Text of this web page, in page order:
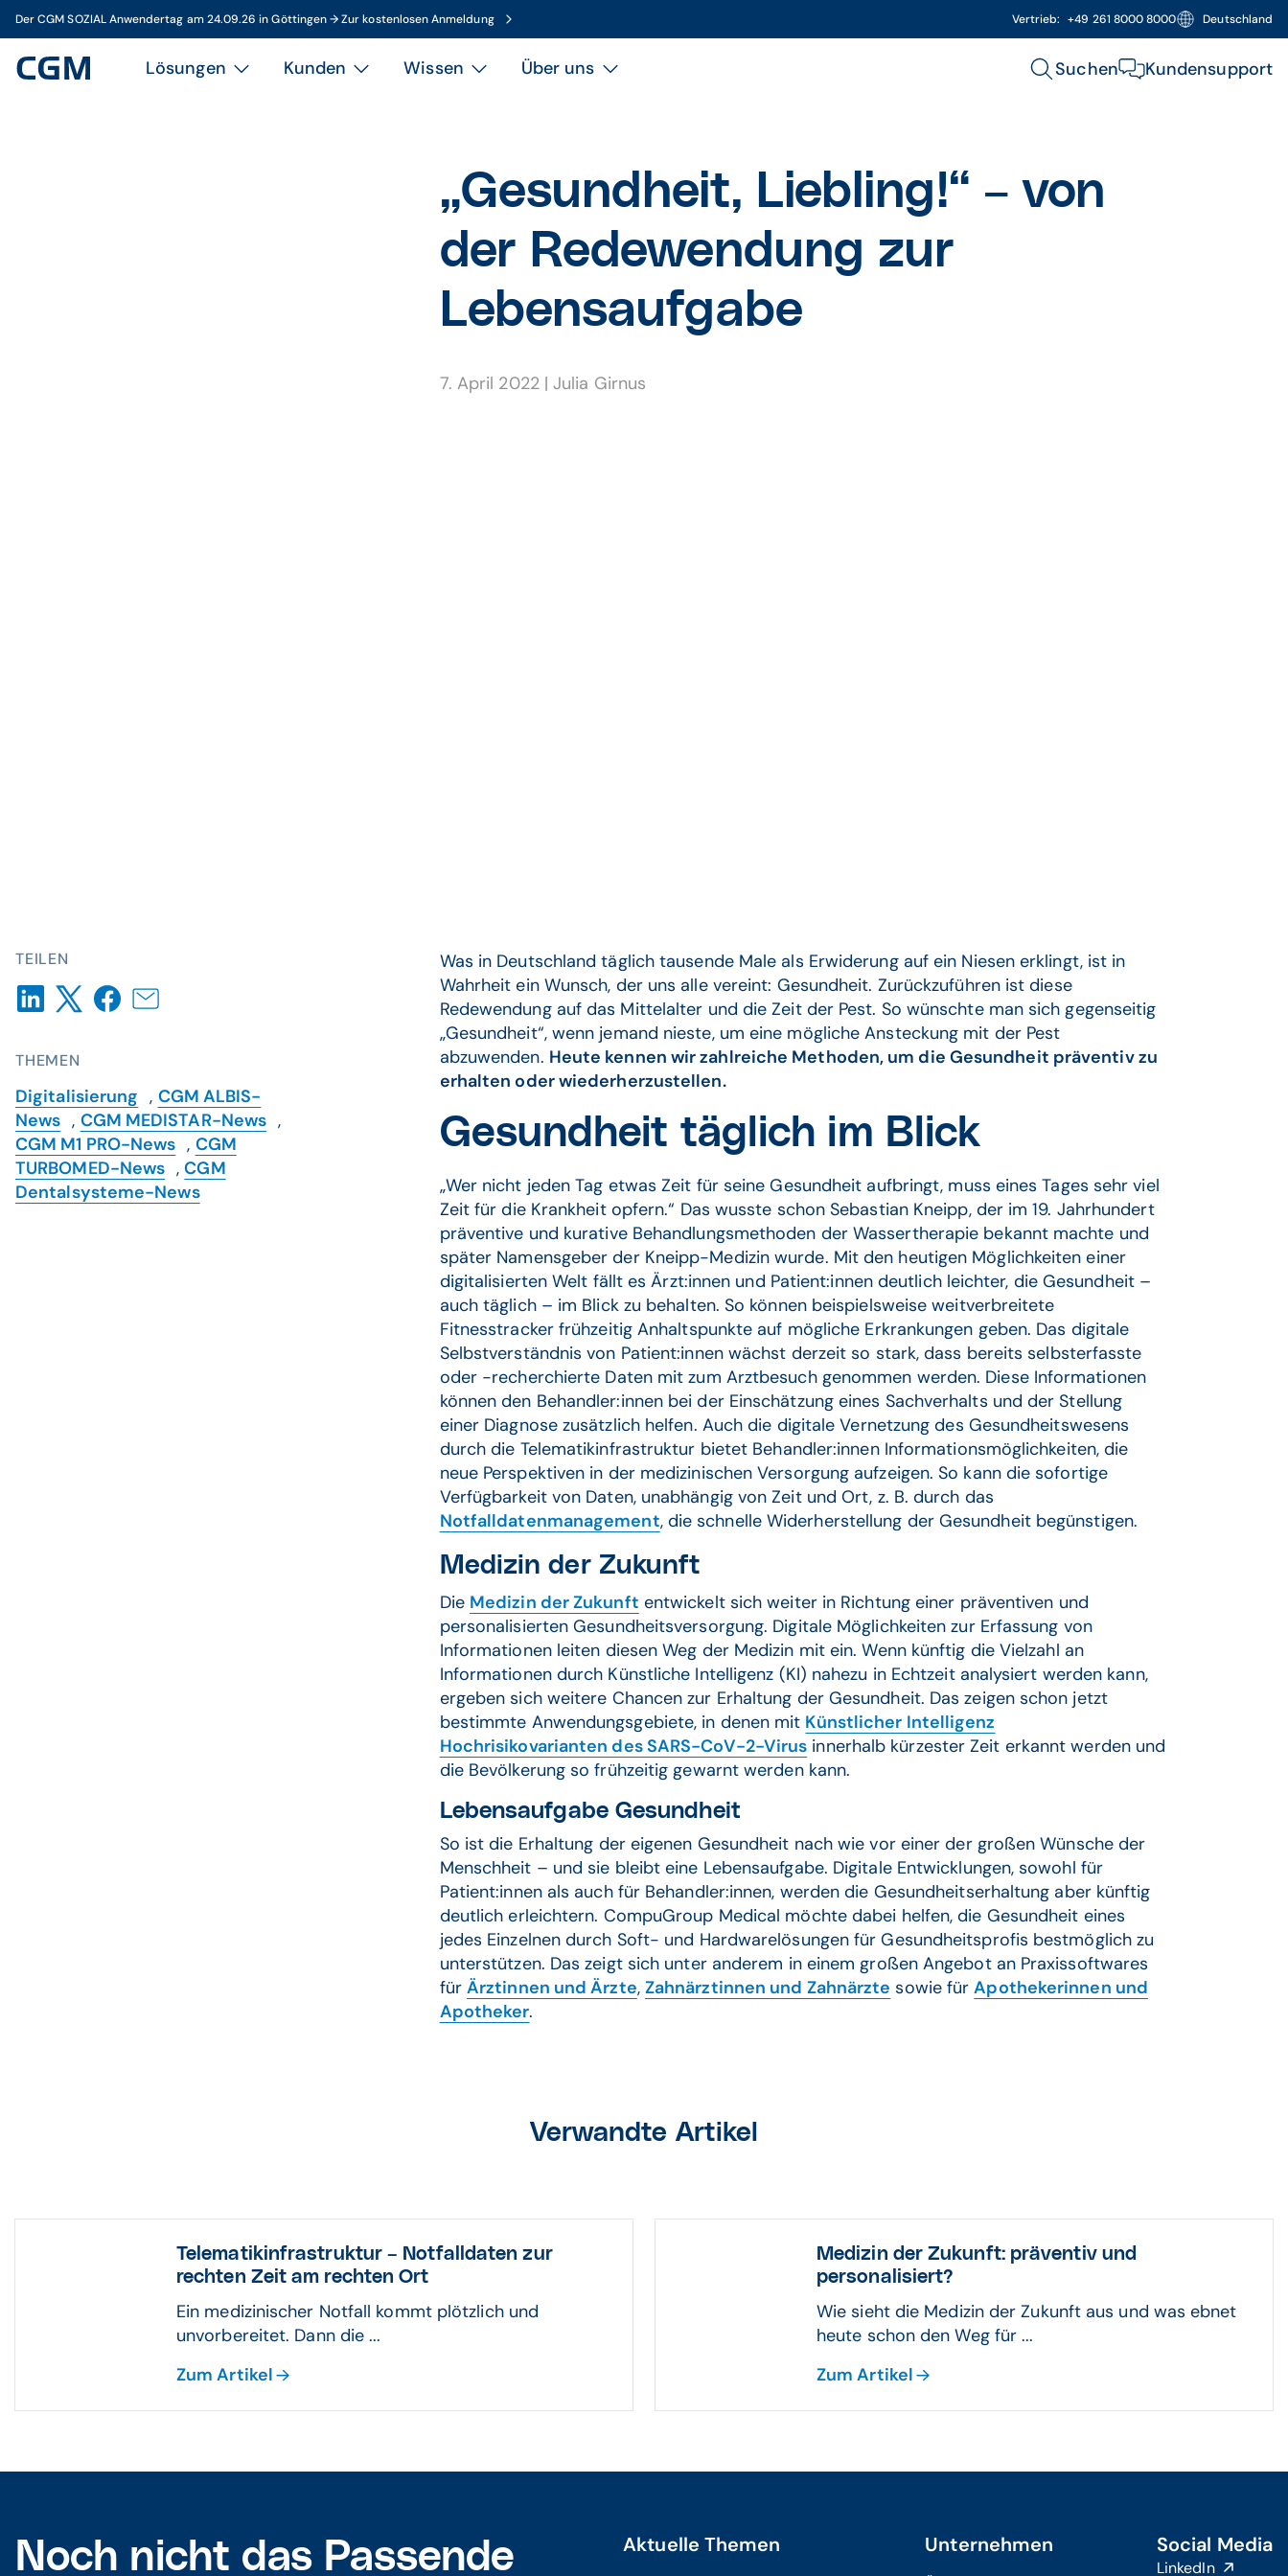
Der CGM SOZIAL Anwendertag am 24.09.26 in Göttingen → Zur kostenlosen Anmeldung Vertrieb: +49 261 8000 8000 Deutschland
Lösungen Kunden Wissen Über uns Suchen Kundensupport
„Gesundheit, Liebling!“ – von
der Redewendung zur
Lebensaufgabe
7. April 2022 |Julia Girnus
TEILEN
THEMEN
Digitalisierung , CGM ALBIS-
News , CGM MEDISTAR-News ,
CGM M1 PRO-News , CGM
TURBOMED-News ,CGM
Dentalsysteme-News
Was in Deutschland täglich tausende Male als Erwiderung auf ein Niesen erklingt, ist in
Wahrheit ein Wunsch, der uns alle vereint: Gesundheit. Zurückzuführen ist diese
Redewendung auf das Mittelalter und die Zeit der Pest. So wünschte man sich gegenseitig
„Gesundheit“, wenn jemand nieste, um eine mögliche Ansteckung mit der Pest
abzuwenden. Heute kennen wir zahlreiche Methoden, um die Gesundheit präventiv zu
erhalten oder wiederherzustellen.
Gesundheit täglich im Blick
„Wer nicht jeden Tag etwas Zeit für seine Gesundheit aufbringt, muss eines Tages sehr viel
Zeit für die Krankheit opfern.“ Das wusste schon Sebastian Kneipp, der im 19. Jahrhundert
präventive und kurative Behandlungsmethoden der Wassertherapie bekannt machte und
später Namensgeber der Kneipp-Medizin wurde. Mit den heutigen Möglichkeiten einer
digitalisierten Welt fällt es Ärzt:innen und Patient:innen deutlich leichter, die Gesundheit –
auch täglich – im Blick zu behalten. So können beispielsweise weitverbreitete
Fitnesstracker frühzeitig Anhaltspunkte auf mögliche Erkrankungen geben. Das digitale
Selbstverständnis von Patient:innen wächst derzeit so stark, dass bereits selbsterfasste
oder -recherchierte Daten mit zum Arztbesuch genommen werden. Diese Informationen
können den Behandler:innen bei der Einschätzung eines Sachverhalts und der Stellung
einer Diagnose zusätzlich helfen. Auch die digitale Vernetzung des Gesundheitswesens
durch die Telematikinfrastruktur bietet Behandler:innen Informationsmöglichkeiten, die
neue Perspektiven in der medizinischen Versorgung aufzeigen. So kann die sofortige
Verfügbarkeit von Daten, unabhängig von Zeit und Ort, z. B. durch das
Notfalldatenmanagement, die schnelle Widerherstellung der Gesundheit begünstigen.
Medizin der Zukunft
Die Medizin der Zukunft entwickelt sich weiter in Richtung einer präventiven und
personalisierten Gesundheitsversorgung. Digitale Möglichkeiten zur Erfassung von
Informationen leiten diesen Weg der Medizin mit ein. Wenn künftig die Vielzahl an
Informationen durch Künstliche Intelligenz (KI) nahezu in Echtzeit analysiert werden kann,
ergeben sich weitere Chancen zur Erhaltung der Gesundheit. Das zeigen schon jetzt
bestimmte Anwendungsgebiete, in denen mit Künstlicher Intelligenz
Hochrisikovarianten des SARS-CoV-2-Virus innerhalb kürzester Zeit erkannt werden und
die Bevölkerung so frühzeitig gewarnt werden kann.
Lebensaufgabe Gesundheit
So ist die Erhaltung der eigenen Gesundheit nach wie vor einer der großen Wünsche der
Menschheit – und sie bleibt eine Lebensaufgabe. Digitale Entwicklungen, sowohl für
Patient:innen als auch für Behandler:innen, werden die Gesundheitserhaltung aber künftig
deutlich erleichtern. CompuGroup Medical möchte dabei helfen, die Gesundheit eines
jedes Einzelnen durch Soft- und Hardwarelösungen für Gesundheitsprofis bestmöglich zu
unterstützen. Das zeigt sich unter anderem in einem großen Angebot an Praxissoftwares
fürÄrztinnen und Ärzte, Zahnärztinnen und Zahnärzte sowie fürApothekerinnen und
Apotheker.
Verwandte Artikel
Telematikinfrastruktur – Notfalldaten zur
rechten Zeit am rechten Ort
Ein medizinischer Notfall kommt plötzlich und
unvorbereitet. Dann die ...
Zum Artikel
Medizin der Zukunft: präventiv und
personalisiert?
Wie sieht die Medizin der Zukunft aus und was ebnet
heute schon den Weg für ...
Zum Artikel
Noch nicht das Passende Aktuelle Themen Unternehmen Social Media
LinkedIn